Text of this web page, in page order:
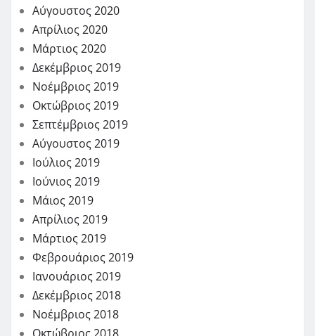
Αύγουστος 2020
Απρίλιος 2020
Μάρτιος 2020
Δεκέμβριος 2019
Νοέμβριος 2019
Οκτώβριος 2019
Σεπτέμβριος 2019
Αύγουστος 2019
Ιούλιος 2019
Ιούνιος 2019
Μάιος 2019
Απρίλιος 2019
Μάρτιος 2019
Φεβρουάριος 2019
Ιανουάριος 2019
Δεκέμβριος 2018
Νοέμβριος 2018